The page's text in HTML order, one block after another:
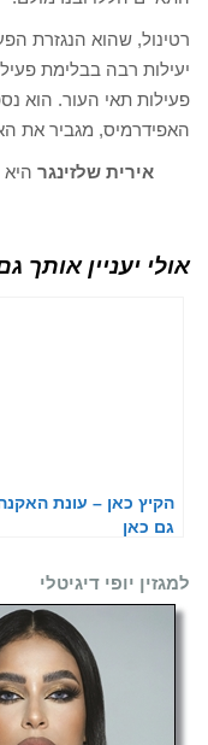
יעילות רבה בבלימת
פעילות תאי העור. הוא
האפידרמיס, מגביר את
אירית שלזינגר
אולי יעניין אותך
הקיץ כאן – עונת
גם כאן
למגזין יופי דיגיטלי